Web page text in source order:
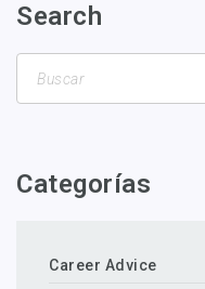
Search
Categorías
Career Advice